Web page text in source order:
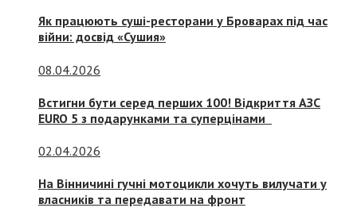
Як працюють суші-ресторани у Броварах під час
війни: досвід «Сушия»
08.04.2026
Встигни бути серед перших 100! Відкриття АЗС
EURO 5 з подарунками та суперцінами
02.04.2026
На Вінничині гучні мотоцикли хочуть вилучати у
власників та передавати на фронт